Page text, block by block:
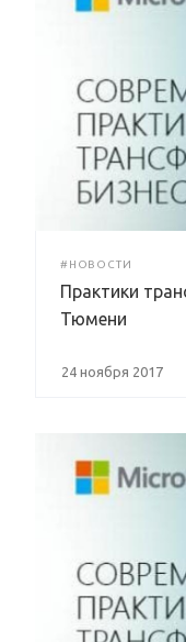
#НОВОСТИ
Практики
Тюмени
24 ноября 2017